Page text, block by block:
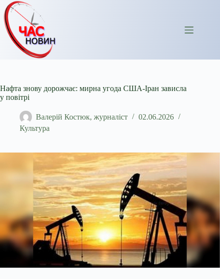
Перейти
до
вмісту
Нафта знову дорожчає: мирна угода США-Іран зависла
у повітрі
Валерій Костюк, журналіст
02.06.2026
Культура